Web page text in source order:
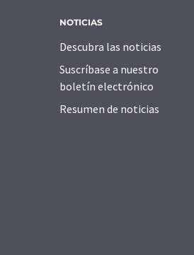
NOTICIAS
Descubra las noticias
Suscríbase a nuestro
boletín electrónico
Resumen de noticias